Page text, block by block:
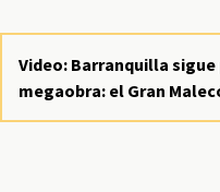
Video: Barranquilla
megaobra: el Gran